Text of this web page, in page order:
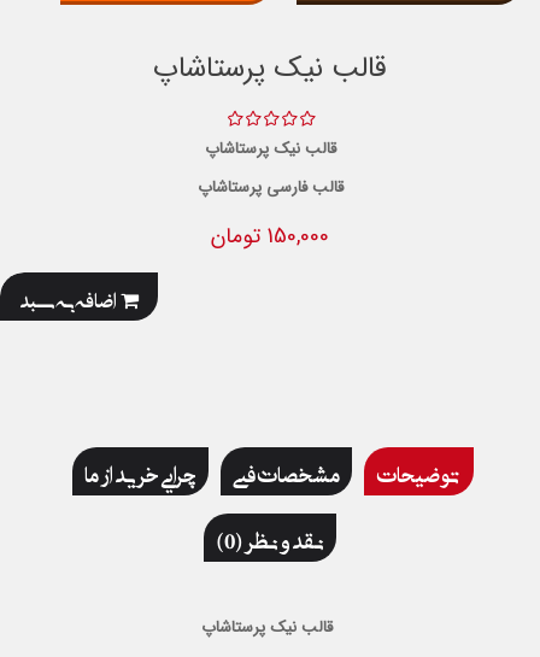
قالب نیک پرستاشاپ
قالب نیک پرستاشاپ
قالب فارسی پرستاشاپ
150,000 تومان
اضافه به سبد
توضیحات مشخصات فنی
چرایی خرید از ما
نقد و نظر (0)
قالب نیک پرستاشاپ